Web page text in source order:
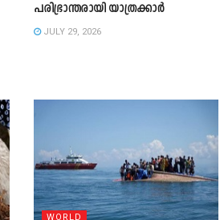
പരിഭ്രാന്തരായി യാത്രക്കാർ
JULY 29, 2026
WORLD